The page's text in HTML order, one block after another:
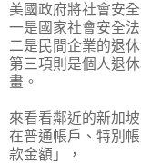
美國政府將社會安
一是國家社會安全
二是民間企業的退休
第三項則是個人退
畫。
來看看鄰近的新加
在普通帳戶、特別
款金額」，